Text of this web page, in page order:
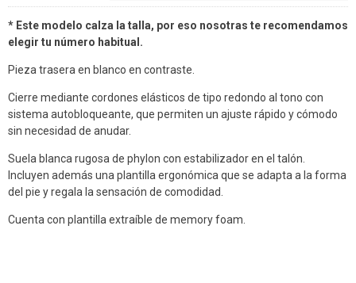
* Este modelo calza la talla, por eso nosotras te recomendamos
elegir tu número habitual.
Pieza trasera en blanco en contraste.
Cierre mediante cordones elásticos de tipo redondo al tono con
sistema autobloqueante, que permiten un ajuste rápido y cómodo
sin necesidad de anudar.
Suela blanca rugosa de phylon con estabilizador en el talón.
Incluyen además una plantilla ergonómica que se adapta a la forma
del pie y regala la sensación de comodidad.
Cuenta con plantilla extraíble de memory foam.